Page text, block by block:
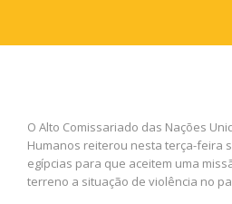
O Alto Comissariado das Nações
Humanos reiterou nesta terça-feira
egípcias para que aceitem uma
terreno a situação de violência no